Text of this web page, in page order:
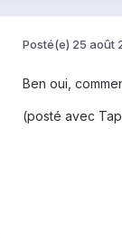
Posté(e) 25 août
Ben oui,
(posté avec